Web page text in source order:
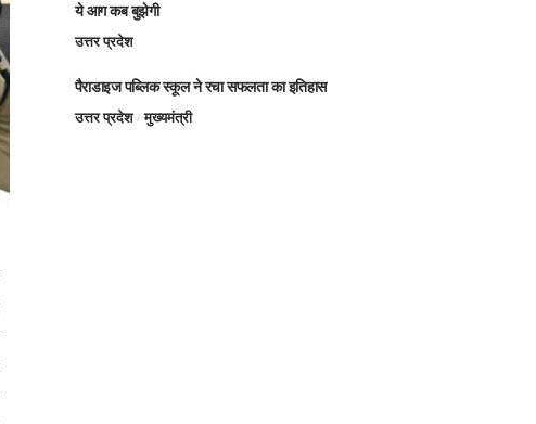
ये आग कब बुझेगी
उत्तर प्रदेश
पैराडाइज पब्लिक स्कूल ने रचा सफलता का इतिहास
उत्तर प्रदेश मुख्यमंत्री